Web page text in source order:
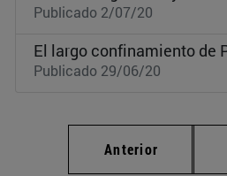
Publicado 2/07/20
Publicado 29/06/20
Anterior